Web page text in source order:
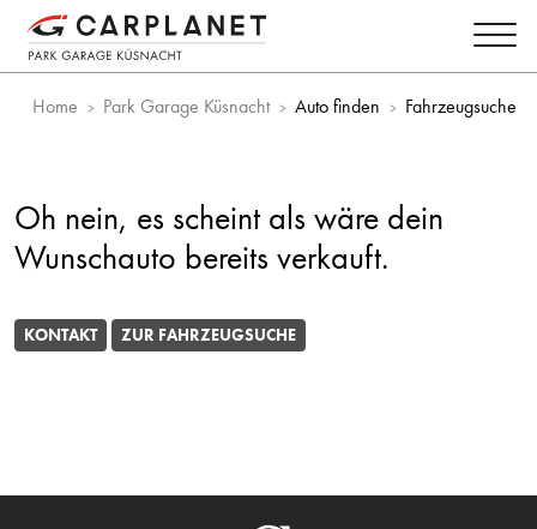
Home Park Garage Küsnacht Auto finden Fahrzeugsuche
Oh nein, es scheint als wäre dein
Wunschauto bereits verkauft.
KONTAKT ZUR FAHRZEUGSUCHE